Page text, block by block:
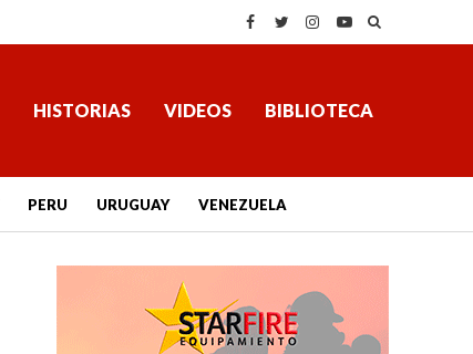
HISTORIAS VIDEOS BIBLIOTECA
PERU URUGUAY VENEZUELA